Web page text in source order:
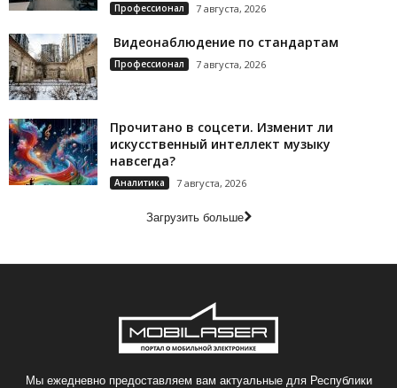
Профессионал 7 августа, 2026
Видеонаблюдение по стандартам
Профессионал 7 августа, 2026
Прочитано в соцсети. Изменит ли
искусственный интеллект музыку
навсегда?
Аналитика 7 августа, 2026
Загрузить больше
Мы ежедневно предоставляем вам актуальные для Республики